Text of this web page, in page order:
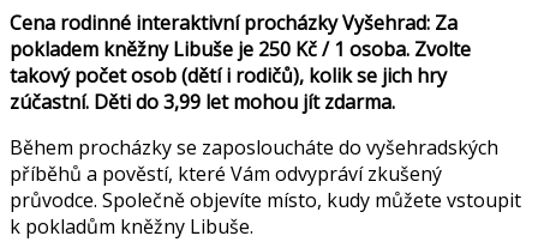
Cena rodinné interaktivní procházky Vyšehrad: Za
pokladem kněžny Libuše je 250 Kč / 1 osoba. Zvolte
takový počet osob (dětí i rodičů), kolik se jich hry
zúčastní. Děti do 3,99 let mohou jít zdarma.
Během procházky se zaposloucháte do vyšehradských
příběhů a pověstí, které Vám odvypráví zkušený
průvodce. Společně objevíte místo, kudy můžete vstoupit
k pokladům kněžny Libuše.